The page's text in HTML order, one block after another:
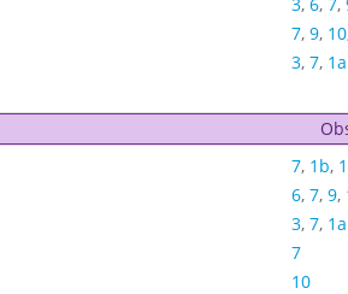
7, 9, 10
3, 7, 1a
7, 1b,
6, 7, 9,
3, 7, 1a
7
10